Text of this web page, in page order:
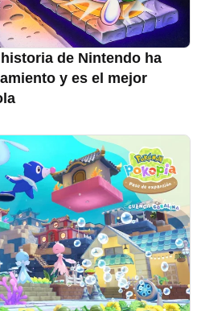
de Nintendo ha
y es el mejor